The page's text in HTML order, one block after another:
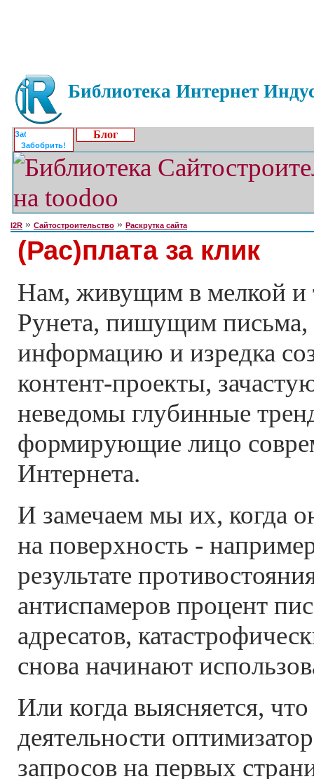
Библиотека Интернет
Забобрить!
Блог
I2R » Сайтостроительство » Раскрутка сайта
(Рас)плата за клик
Нам, живущим в мелкой и
Рунета, пишущим
информацию и изредка
контент-проекты,
неведомы глубинные
формирующие лицо
Интернета.
И замечаем мы их, когда
на поверхность -
результате
антиспамеров процент
адресатов,
снова начинают
Или когда выясняется, что
деятельности
запросов на первых